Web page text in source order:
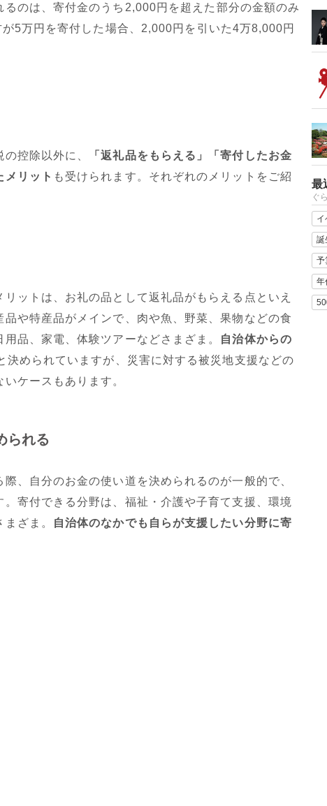
るのは、寄付金のうち2,000円を超えた部分の金額のみ
5万円を寄付した場合、2,000円を引いた4万8,000円
控除以外に、
「返礼品をもらえる」「寄付したお金
メリット も受けられます。それぞれのメリットをご紹
ットは、お礼の品として返礼品がもらえる点といえ
や特産品がメインで、肉や魚、野菜、果物などの食
品、家電、体験ツアーなどさまざま。 自治体からの
決められていますが、災害に対する被災地支援などの
ケースもあります。
られる
、自分のお金の使い道を決められるのが一般的で、
寄付できる分野は、福祉・介護や子育て支援、環境
ざま。
自治体のなかでも自らが支援したい分野に寄
最
ぐ
イ
誕
予
年